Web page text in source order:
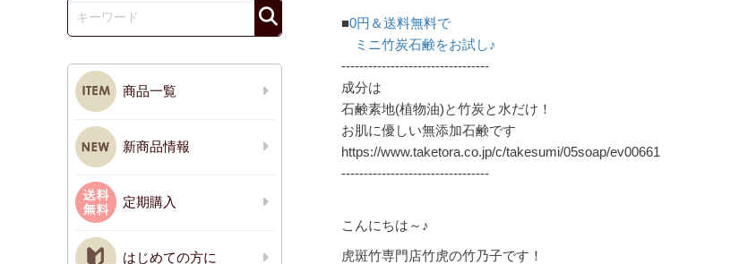
■0円＆送料無料で
ミニ竹炭石鹸をお試し♪
---------------------------------
成分は
石鹸素地(植物油)と竹炭と水だけ！
お肌に優しい無添加石鹸です
https://www.taketora.co.jp/c/takesumi/05soap/ev00661
---------------------------------
こんにちは～♪
虎斑竹専門店竹虎の竹乃子です！
商品一覧
新商品情報
定期購入
はじめての方に